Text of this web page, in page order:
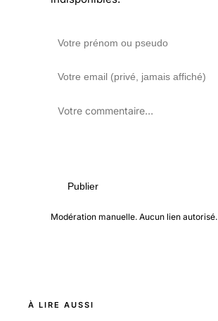
Publier
Modération manuelle. Aucun lien autorisé.
À LIRE AUSSI